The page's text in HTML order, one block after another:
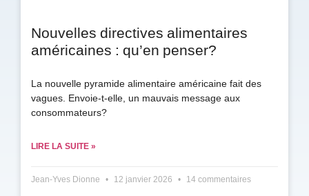
Nouvelles directives alimentaires
américaines : qu’en penser?
La nouvelle pyramide alimentaire américaine fait des
vagues. Envoie-t-elle, un mauvais message aux
consommateurs?
LIRE LA SUITE »
Jean-Yves Dionne 12 janvier 2026 14 commentaires